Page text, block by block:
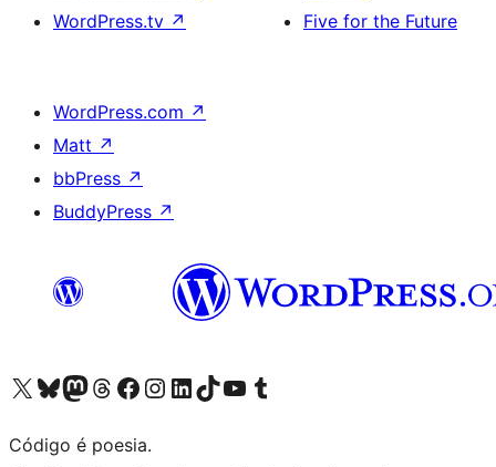
WordPress.tv ↗
Five for the Future
WordPress.com ↗
Matt ↗
bbPress ↗
BuddyPress ↗
Acessar nossa conta do X (antigo Twitter)
Acessar nossa conta do Bluesky
Acessar nossa conta do Mastodon
Acessar nossa conta do Threads
Acessar nossa página do Facebook
Acessar nossa conta do Instagram
Acessar nossa conta do LinkedIn
Acessar nossa conta do TikTok
Acessar nosso canal do YouTube
Acessar nossa conta no Tumblr
Código é poesia.